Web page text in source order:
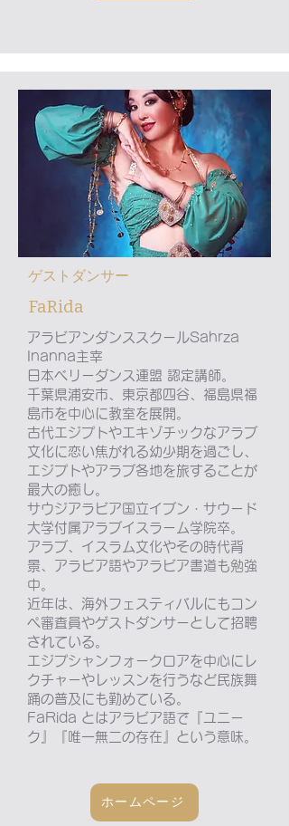
​ゲストダンサー
​FaRida
アラビアンダンススクールSahrza
Inanna主宰
日本ベリーダンス連盟 認定講師。
千葉県浦安市、東京都四谷、福島県福
島市を中心に教室を展開。
古代エジプトやエキゾチックなアラブ
文化に恋い焦がれる幼少期を過ごし、
エジプトやアラブ各地を旅することが
最大の癒し。
サウジアラビア国立イブン・サウード
大学付属アラブイスラーム学院卒。
アラブ、イスラム文化やその時代背
景、アラビア語やアラビア書道も勉強
中。
近年は、海外フェスティバルにもコン
ペ審査員やゲストダンサーとして招聘
されている。
エジプシャンフォークロアを中心にレ
クチャーやレッスンを行うなど民族舞
踊の普及にも勤めている。
FaRida とはアラビア語で『ユニー
ク』『唯一無二の存在』という意味。
ホームページ